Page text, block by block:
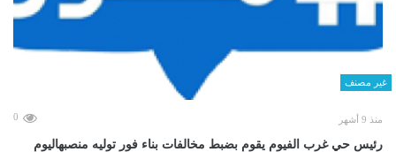
غير مصنف
منذ 9 أشهر 0
رئيس حي غرب الفيوم يقوم بضبط مخالفات بناء فور توليه منصبهاليوم